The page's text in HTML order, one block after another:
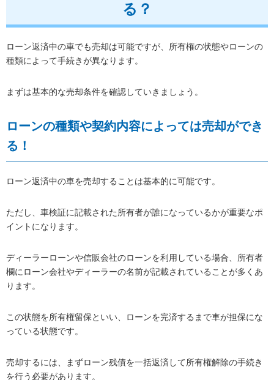
る？
ローン返済中の車でも売却は可能ですが、所有権の状態やローンの
種類によって手続きが異なります。
まずは基本的な売却条件を確認していきましょう。
ローンの種類や契約内容によっては売却ができ
る！
ローン返済中の車を売却することは基本的に可能です。
ただし、車検証に記載された所有者が誰になっているかが重要なポ
イントになります。
ディーラーローンや信販会社のローンを利用している場合、所有者
欄にローン会社やディーラーの名前が記載されていることが多くあ
ります。
この状態を所有権留保といい、ローンを完済するまで車が担保にな
っている状態です。
売却するには、まずローン残債を一括返済して所有権解除の手続き
を行う必要があります。